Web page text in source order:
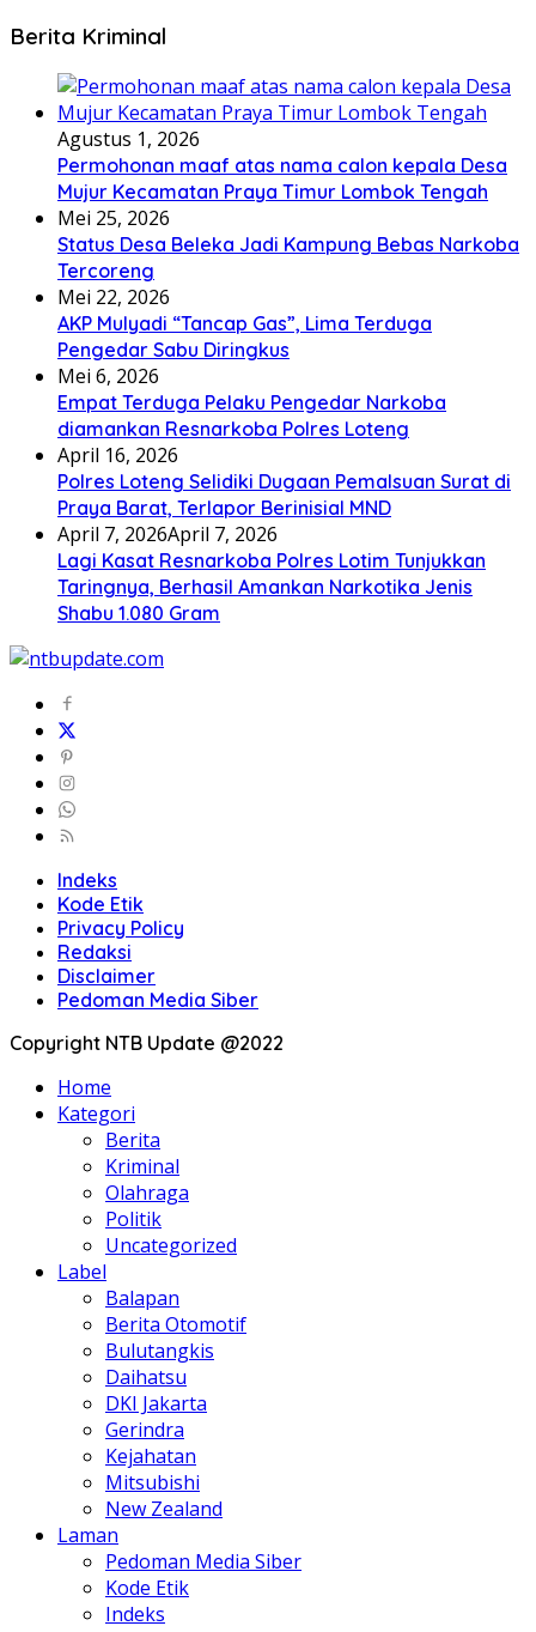
Berita Kriminal
Agustus 1, 2026
Permohonan maaf atas nama calon kepala Desa
Mujur Kecamatan Praya Timur Lombok Tengah
Mei 25, 2026
Status Desa Beleka Jadi ‎Kampung Bebas Narkoba
Tercoreng
Mei 22, 2026
AKP Mulyadi “Tancap Gas”, Lima Terduga
Pengedar Sabu Diringkus
Mei 6, 2026
Empat Terduga Pelaku Pengedar Narkoba
diamankan Resnarkoba Polres Loteng
April 16, 2026
Polres Loteng Selidiki Dugaan Pemalsuan Surat di
Praya Barat, Terlapor Berinisial MND
April 7, 2026April 7, 2026
Lagi Kasat Resnarkoba Polres Lotim Tunjukkan
Taringnya, Berhasil Amankan Narkotika Jenis
Shabu 1.080 Gram
Indeks
Kode Etik
Privacy Policy
Redaksi
Disclaimer
Pedoman Media Siber
Copyright NTB Update @2022
Home
Kategori
Berita
Kriminal
Olahraga
Politik
Uncategorized
Label
Balapan
Berita Otomotif
Bulutangkis
Daihatsu
DKI Jakarta
Gerindra
Kejahatan
Mitsubishi
New Zealand
Laman
Pedoman Media Siber
Kode Etik
Indeks